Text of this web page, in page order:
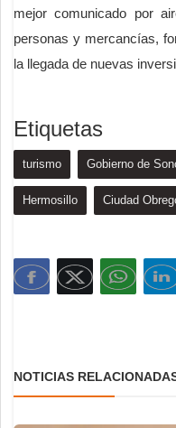
mejor comunicado por
personas y mercancías,
la llegada de nuevas
Etiquetas
turismo Gobierno de
Hermosillo Ciudad
NOTICIAS